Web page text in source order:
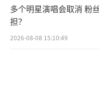
多个明星演唱会取消 粉
担？
2026-08-08 15:10:49